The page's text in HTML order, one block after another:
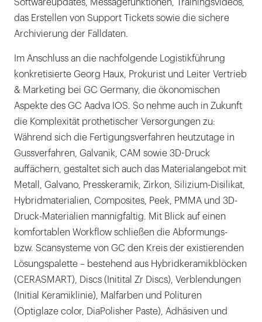
Softwareupdates, Messagefunktionen, Trainingsvideos,
das Erstellen von Support Tickets sowie die sichere
Archivierung der Falldaten.
Im Anschluss an die nachfolgende Logistikführung
konkretisierte Georg Haux, Prokurist und Leiter Vertrieb
& Marketing bei GC Germany, die ökonomischen
Aspekte des GC Aadva IOS. So nehme auch in Zukunft
die Komplexität prothetischer Versorgungen zu:
Während sich die Fertigungsverfahren heutzutage in
Gussverfahren, Galvanik, CAM sowie 3D-Druck
auffächern, gestaltet sich auch das Materialangebot mit
Metall, Galvano, Presskeramik, Zirkon, Silizium-Disilikat,
Hybridmaterialien, Composites, Peek, PMMA und 3D-
Druck-Materialien mannigfaltig. Mit Blick auf einen
komfortablen Workflow schließen die Abformungs-
bzw. Scansysteme von GC den Kreis der existierenden
Lösungspalette – bestehend aus Hybridkeramikblöcken
(CERASMART), Discs (Initital Zr Discs), Verblendungen
(Initial Keramiklinie), Malfarben und Polituren
(Optiglaze color, DiaPolisher Paste), Adhäsiven und